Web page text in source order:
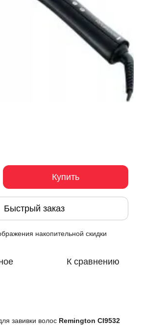
Купить
Быстрый заказ
накопительной скидки
К сравнению
завивки волос Remington CІ9532